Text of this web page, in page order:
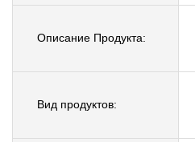
Описание Продукта:
Вид продуктов: